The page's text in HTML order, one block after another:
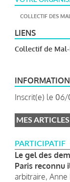
COLLECTIF DES
LIENS
Collectif de
Inscrit(e) le
MES ARTICLES
PARTICIPATIF
Le gel des
Paris reconnu
arbitraire, Anne